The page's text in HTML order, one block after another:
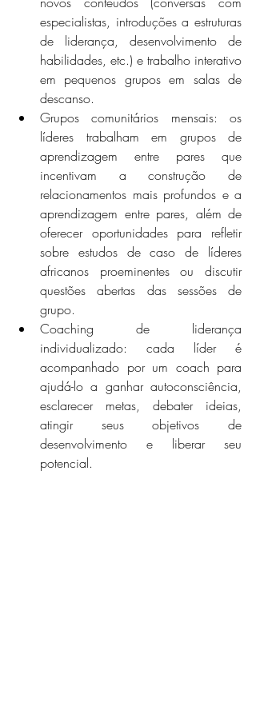
especialistas, introduções a estruturas
de liderança, desenvolvimento de
habilidades, etc.) e trabalho interativo
em pequenos grupos em salas de
descanso.
Grupos comunitários mensais: os
líderes trabalham em grupos de
aprendizagem entre pares que
incentivam a construção de
relacionamentos mais profundos e a
aprendizagem entre pares, além de
oferecer oportunidades para refletir
sobre estudos de caso de líderes
africanos proeminentes ou discutir
questões abertas das sessões de
grupo.
Coaching de liderança
individualizado: cada líder é
acompanhado por um coach para
ajudá-lo a ganhar autoconsciência,
esclarecer metas, debater ideias,
atingir seus objetivos de
desenvolvimento e liberar seu
potencial.